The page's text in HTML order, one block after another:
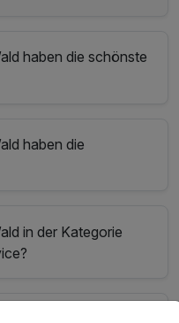
haben die schönste
haben die
in der Kategorie